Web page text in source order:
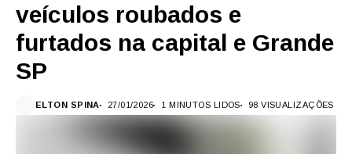
veículos roubados e
furtados na capital e Grande
SP
ELTON SPINA 27/01/2026 1 MINUTOS LIDOS 98 VISUALIZAÇÕES